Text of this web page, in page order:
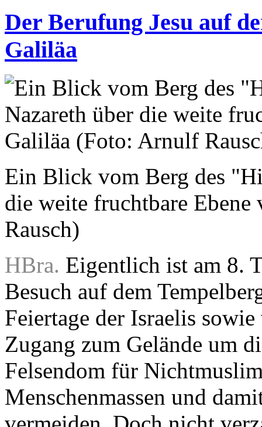
Der Berufung Jesu auf
Galiläa
Ein Blick vom Berg des
die weite fruchtbare
Rausch)
HBra. Eigentlich ist am 8.
Besuch auf dem
Feiertage der Israelis
Zugang zum Gelände um
Felsendom für
Menschenmassen und